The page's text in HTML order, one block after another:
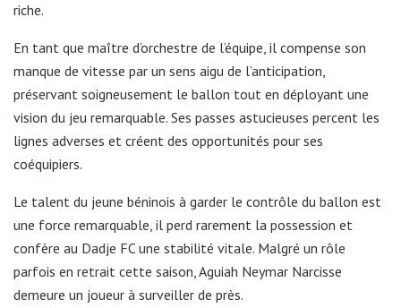
riche.
En tant que maître d’orchestre de l’équipe, il compense son
manque de vitesse par un sens aigu de l’anticipation,
préservant soigneusement le ballon tout en déployant une
vision du jeu remarquable. Ses passes astucieuses percent les
lignes adverses et créent des opportunités pour ses
coéquipiers.
Le talent du jeune béninois à garder le contrôle du ballon est
une force remarquable, il perd rarement la possession et
confère au Dadje FC une stabilité vitale. Malgré un rôle
parfois en retrait cette saison, Aguiah Neymar Narcisse
demeure un joueur à surveiller de près.